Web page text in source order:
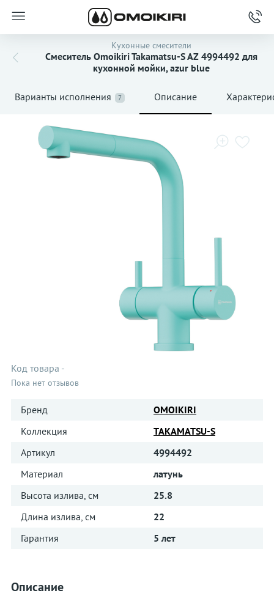
Кухонные смесители
Смеситель Omoikiri Takamatsu-S AZ 4994492 для
кухонной мойки, azur blue
Варианты исполнения 7 Описание
Код товара -
Пока нет отзывов
Бренд
OMOIKIRI
Коллекция
TAKAMATSU-S
Артикул
4994492
Материал
латунь
Высота излива, см
25.8
Длина излива, см
22
Гарантия
5 лет
Описание